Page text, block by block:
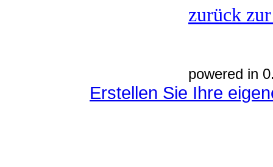
zurück
powered in
Erstellen Sie Ihre